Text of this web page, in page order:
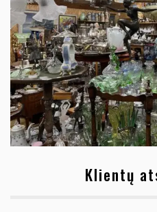
Klientų